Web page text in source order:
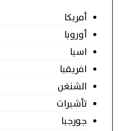
أمريكا
أوروبا
اسيا
افريقيا
الشنغن
تأشيرات
جورجيا